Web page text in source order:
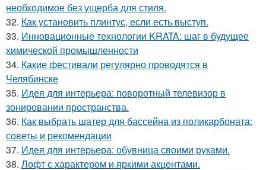
необходимое без ущерба для стиля.
32. Как установить плинтус, если есть выступ.
33. Инновационные технологии KRATA: шаг в будущее
химической промышленности
34. Какие фестивали регулярно проводятся в
Челябинске
35. Идея для интерьера: поворотный телевизор в
зонировании пространства.
36. Как выбрать шатер для бассейна из поликарбоната:
советы и рекомендации
37. Идея для интерьера: обувница своими руками.
38. Лофт с характером и яркими акцентами.